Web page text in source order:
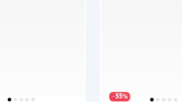
−55%